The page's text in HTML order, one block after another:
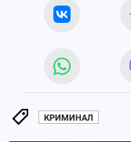
КРИМИНАЛ